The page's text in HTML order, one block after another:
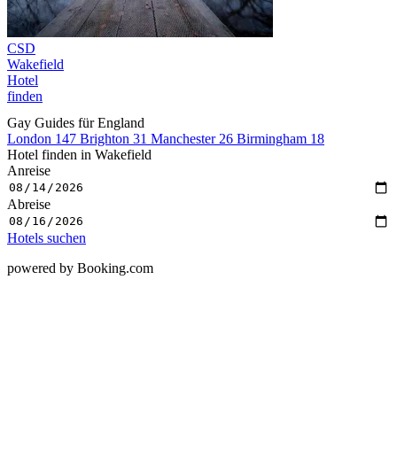
CSD
Wakefield
Hotel
finden
Gay Guides für England
London 147 Brighton 31 Manchester 26 Birmingham 18
Hotel finden in Wakefield
Anreise
Abreise
Hotels suchen
powered by Booking.com